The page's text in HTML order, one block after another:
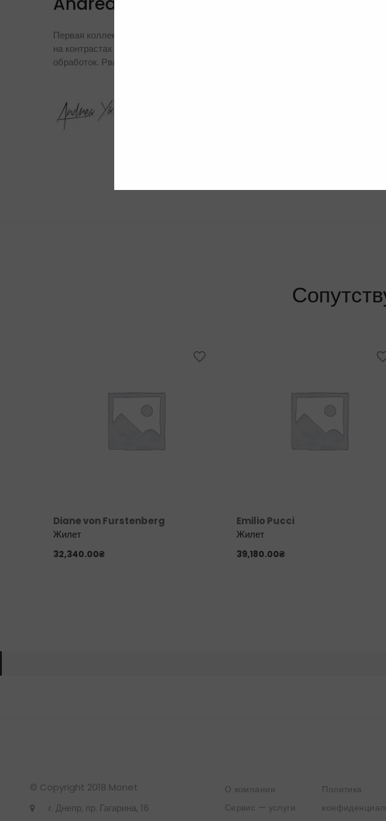
Первая коллекция Andrea Ya'aqov была представлена на неделе моды в
на контрастах и индивидуальности. Их коллекции можно определить как
обработок. Рваные края, перекрывающиеся разрезы, многослойность,
Diane von Furstenberg
Жилет
32,340.00₴
Emilio Pucci
Жилет
39,180.00₴
© Copyright 2018 Monet
г. Днепр, пр. Гагарина, 16
О компании
Сервис — услуги
Политика